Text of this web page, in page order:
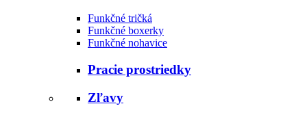
Funkčné tričká
Funkčné boxerky
Funkčné nohavice
Pracie prostriedky
Zľavy